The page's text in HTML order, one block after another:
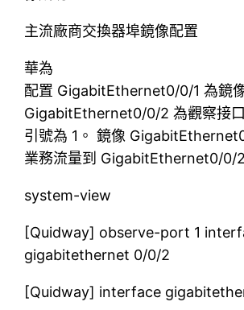
主流廠商交換器埠鏡像配置
華為
配置 GigabitEthernet0/0/1 為鏡
GigabitEthernet0/0/2 為觀察接
引號為 1。 鏡像
業務流量到 GigabitEthernet0/0/2
system-view
[Quidway] observe-port 1
gigabitethernet 0/0/2
[Quidway] interface